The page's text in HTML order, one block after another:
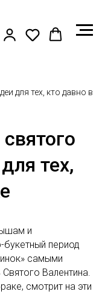
для тех, кто давно в
тех,
и
период
самыми
Валентина.
смотрит на эти